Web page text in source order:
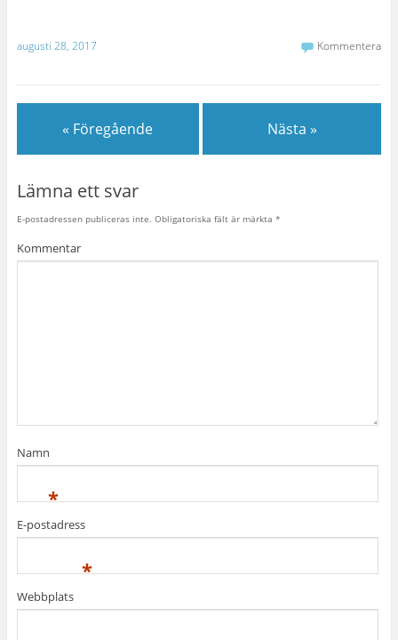
augusti 28, 2017 Kommentera
« Föregående Nästa »
Lämna ett svar
E-postadressen publiceras inte. Obligatoriska fält är märkta *
Kommentar
Namn
*
E-postadress
*
Webbplats